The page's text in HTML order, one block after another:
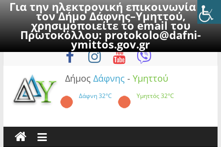
Για την ηλεκτρονική επικοινωνία με
τον Δήμο Δάφνης–Υμηττού,
χρησιμοποιείτε το email του
Πρωτοκόλλου:protokolo@dafni-
ymittos.gov.gr
to
Πέμπτη, 6 Αυγούστου 2026
Δήμος Δάφνης - Υμηττού
Δάφνη32°C Υμηττός32°C